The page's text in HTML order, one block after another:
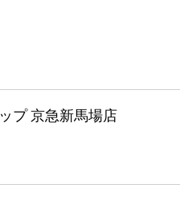
プ 京急新馬場店